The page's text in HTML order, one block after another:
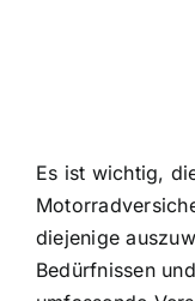
Es ist wichtig,
diejenige
Bedürfnissen